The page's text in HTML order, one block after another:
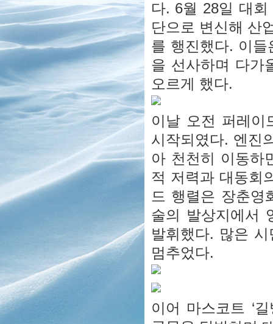
다. 6월 28일 대회
단으로 변신해 산
를 행진했다. 이
을 선사하며 다가
오르게 했다.
이날 오전 퍼레이
시작되였다. 엔진
아 천천히 이동하
적 저력과 대동회
드 행렬은 장춘영
술의 발상지에서
발휘했다. 많은
멈추었다.
이어 마스코트 ‘